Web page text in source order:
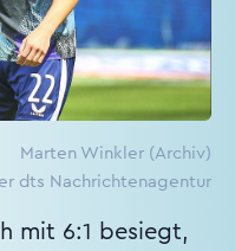
Marten Winkler (Archiv)
dts Nachrichtenagentur
mit 6:1 besiegt,